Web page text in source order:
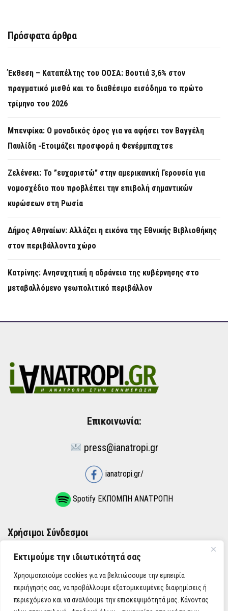
Εκτιμούμε την ιδιωτικότητά σας
Χρησιμοποιούμε cookies για να βελτιώσουμε την εμπειρία
περιήγησής σας, να προβάλλουμε εξατομικευμένες διαφημίσεις ή
περιεχόμενο και να αναλύουμε την επισκεψιμότητά μας. Κάνοντας
Πρόσφατα άρθρα
Έκθεση – Καταπέλτης του ΟΟΣΑ: Βουτιά 3,6% στον
πραγματικό μισθό και το διαθέσιμο εισόδημα το πρώτο
τρίμηνο του 2026
Μπενφίκα: Ο μοναδικός όρος για να αφήσει τον Βαγγέλη
Παυλίδη -Ετοιμάζει προσφορά η Φενέρμπαχτσε
Ζελένσκι: Το ”ευχαριστώ” στην αμερικανική Γερουσία για
νομοσχέδιο που προβλέπει την επιβολή σημαντικών
κυρώσεων στη Ρωσία
Δήμος Αθηναίων: Αλλάζει η εικόνα της Εθνικής Βιβλιοθήκης
στον περιβάλλοντα χώρο
Κατρίνης: Ανησυχητική η αδράνεια της κυβέρνησης στο
μεταβαλλόμενο γεωπολιτικό περιβάλλον
Επικοινωνία:
press@ianatropi.gr
ianatropi.gr/
Spotify ΕΚΠΟΜΠΗ ΑΝΑΤΡΟΠΗ
Χρήσιμοι Σύνδεσμοι
ΌΡΟΙ ΧΡΉΣΗΣ
ΠΟΛΙΤΙΚΉ ΑΠΟΡΡΉΤΟΥ